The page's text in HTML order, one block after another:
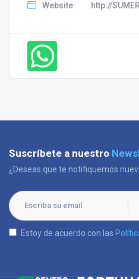
Website : http://
Suscríbete a nuestro
¿Deseas que te notifiquemos
Estoy de acuerdo con las